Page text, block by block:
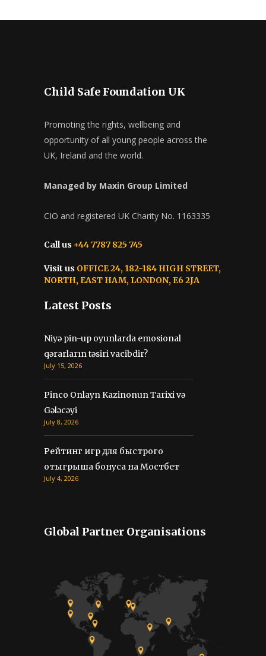
Child Safe Foundation UK
Promoting the rights, wellbeing and
opportunity of all young people across the
UK, Ireland and the world.
Managed by Maxin Group Limited
CIO and registered UK Charity No. 1163335
Call us +44 7787 825 745
Visit us OFFICE 24, 182-184 HIGH STREET,
NORTH, EAST HAM, LONDON, E6 2JA
Latest Posts
Niyə pin-up oyunlarda emosional
qərarların təsiri vacibdir?
July 15, 2026
Pinco Onlayn Kazinonun Tarixi və
Gələcəyi
July 8, 2026
Рейтинг игр для быстрого
отыгрыша бонуса на Мостбет
July 4, 2026
Global Partner Organisations